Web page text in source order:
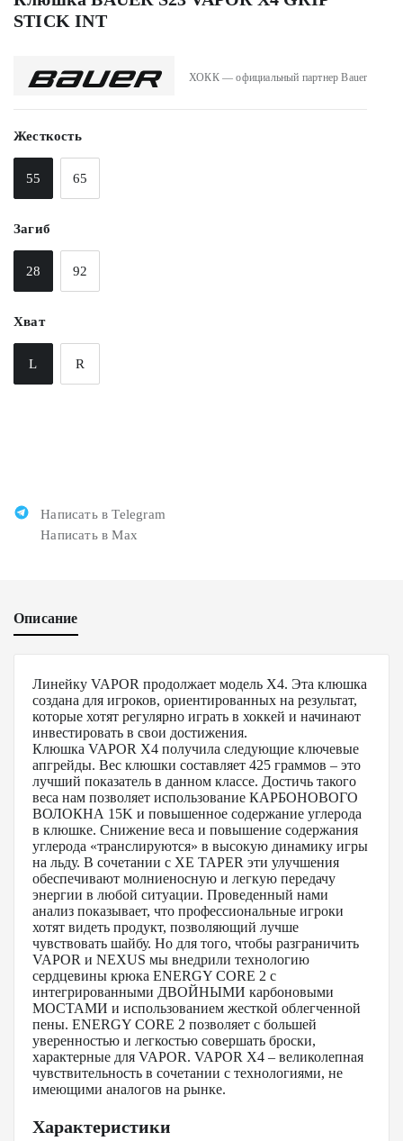
STICK INT
ХОКК — официальный партнер Bauer
Жесткость
55 65
Загиб
28 92
Хват
L R
Написать в Telegram
Написать в Max
Описание
Линейку VAPOR продолжает модель Х4. Эта клюшка
создана для игроков, ориентированных на результат,
которые хотят регулярно играть в хоккей и начинают
инвестировать в свои достижения.
Клюшка VAPOR X4 получила следующие ключевые
апгрейды. Вес клюшки составляет 425 граммов – это
лучший показатель в данном классе. Достичь такого
веса нам позволяет использование КАРБОНОВОГО
ВОЛОКНА 15K и повышенное содержание углерода
в клюшке. Снижение веса и повышение содержания
углерода «транслируются» в высокую динамику игры
на льду. В сочетании с XE TAPER эти улучшения
обеспечивают молниеносную и легкую передачу
энергии в любой ситуации. Проведенный нами
анализ показывает, что профессиональные игроки
хотят видеть продукт, позволяющий лучше
чувствовать шайбу. Но для того, чтобы разграничить
VAPOR и NEXUS мы внедрили технологию
сердцевины крюка ENERGY CORE 2 с
интегрированными ДВОЙНЫМИ карбоновыми
МОСТАМИ и использованием жесткой облегченной
пены. ENERGY CORE 2 позволяет с большей
уверенностью и легкостью совершать броски,
характерные для VAPOR. VAPOR X4 – великолепная
чувствительность в сочетании с технологиями, не
имеющими аналогов на рынке.
Характеристики